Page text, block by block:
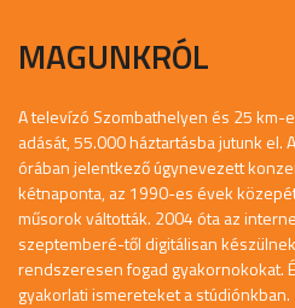
MAGUNKRÓL
A televízó Szombathelyen és 25 km-
adását, 55.000 háztartásba jutunk el.
órában jelentkező úgynevezett
kétnaponta, az 1990-es évek
műsorok váltották. 2004 óta az
szeptemberé-től digitálisan
rendszeresen fogad gyakornokokat.
gyakorlati ismereteket a stúdiónkban.